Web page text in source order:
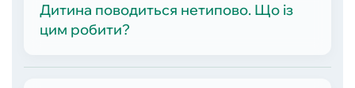
Дитина поводиться нетипово. Що із
цим робити?